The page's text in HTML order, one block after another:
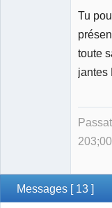
Tu
toute
jantes
Messages [ 13 ]